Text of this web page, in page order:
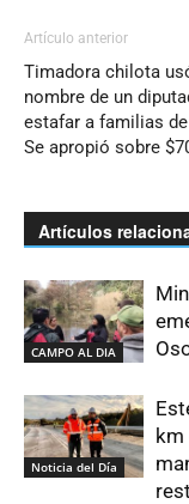
Artículo anterior
Timadora chilota
nombre de un
estafar a familias
Se apropió sobre
Artículos
CAMPO AL DIA
Noticia del Día
km